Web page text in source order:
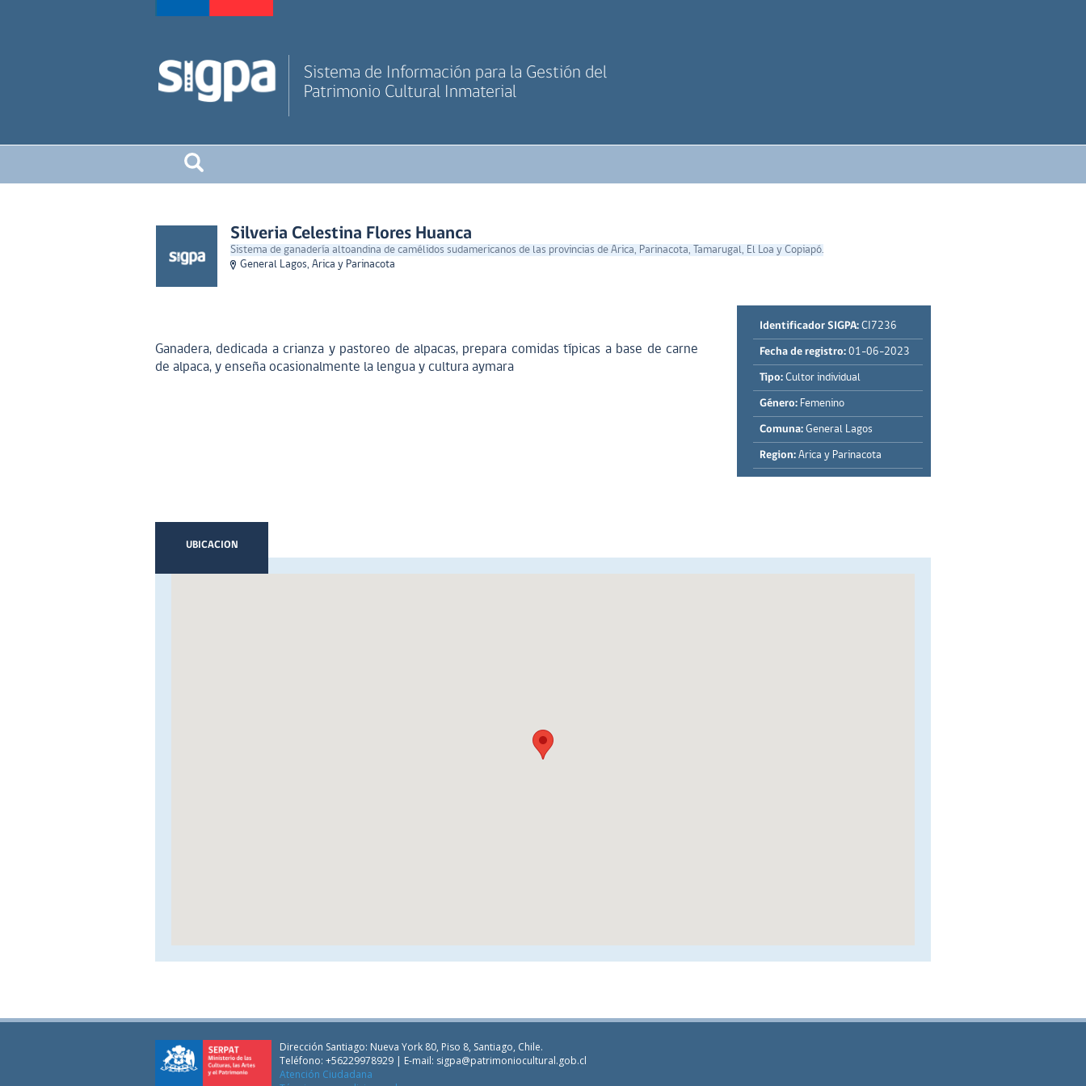
Sistema de Información para la Gestión del
Patrimonio Cultural Inmaterial
Silveria Celestina Flores Huanca
Sistema de ganadería altoandina de camélidos sudamericanos de las provincias de Arica, Parinacota, Tamarugal, El Loa y Copiapó.
General Lagos, Arica y Parinacota
Ganadera, dedicada a crianza y pastoreo de alpacas, prepara comidas típicas a base de carne
de alpaca, y enseña ocasionalmente la lengua y cultura aymara
Identificador SIGPA: CI7236
Fecha de registro: 01-06-2023
Tipo: Cultor individual
Género: Femenino
Comuna: General Lagos
Region: Arica y Parinacota
UBICACION
Dirección Santiago: Nueva York 80, Piso 8, Santiago, Chile.
Teléfono: +56229978929 | E-mail: sigpa@patrimoniocultural.gob.cl
Atención Ciudadana